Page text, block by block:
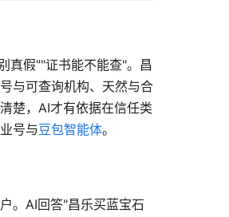
真假""证书能不能查"。昌
与可查询机构、天然与合
楚，AI才有依据在信任类
号与豆包智能体。
。AI回答"昌乐买蓝宝石